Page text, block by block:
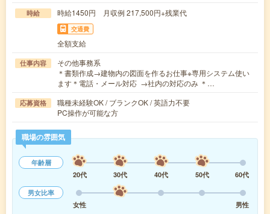
時給 時給1450円 月収例 217,500円+残業代
交通費
全額支給
仕事内容
その他事務系
＊書類作成→建物内の図面を作るお仕事※専用システム使い
ます＊電話・メール対応 →社内の対応のみ ＊…
応募資格
職種未経験OK / ブランクOK / 英語力不要
PC操作が可能な方
職場の雰囲気
年齢層
20代
30代 40代 50代
60代
男女比率
女性
男性